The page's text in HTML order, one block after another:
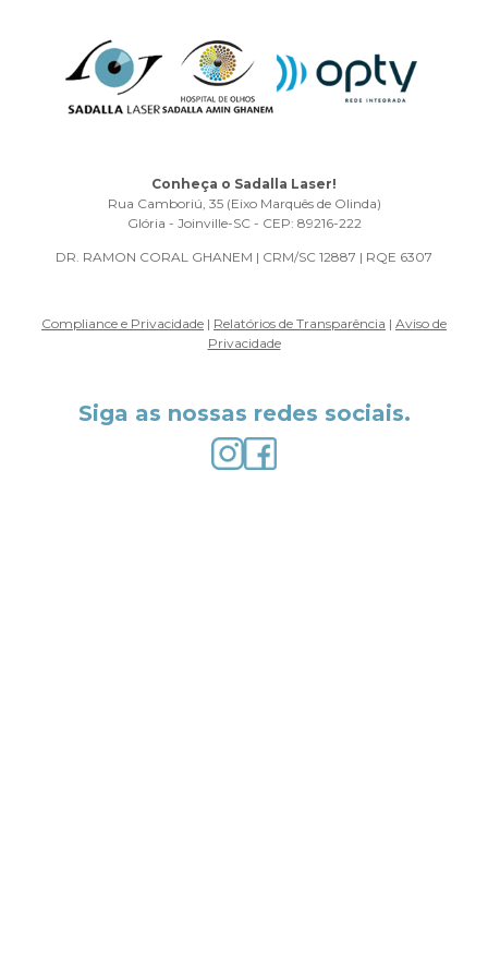
Conheça o Sadalla Laser!
Rua Camboriú, 35 (Eixo Marquês de Olinda)
Glória - Joinville-SC - CEP: 89216-222
DR. RAMON CORAL GHANEM | CRM/SC 12887 | RQE 6307
Compliance e Privacidade | Relatórios de Transparência | Aviso de
Privacidade
Siga as nossas redes sociais.